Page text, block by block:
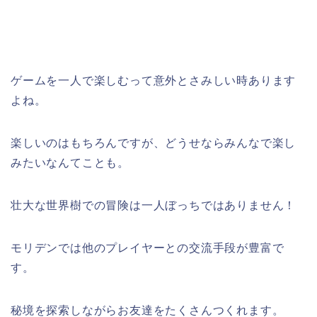
ゲームを一人で楽しむって意外とさみしい時あります
よね。
楽しいのはもちろんですが、どうせならみんなで楽し
みたいなんてことも。
壮大な世界樹での冒険は一人ぼっちではありません！
モリデンでは他のプレイヤーとの交流手段が豊富で
す。
秘境を探索しながらお友達をたくさんつくれます。